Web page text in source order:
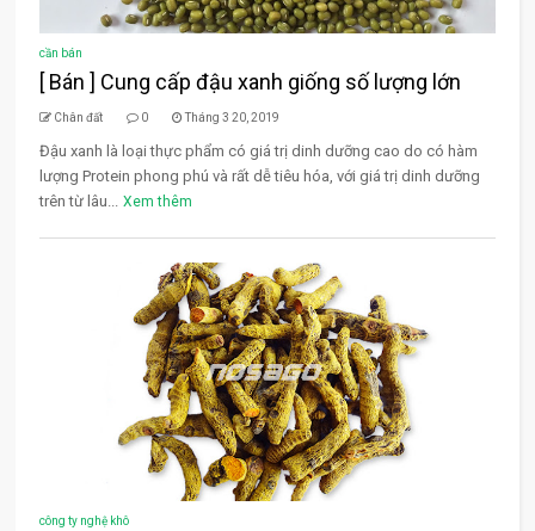
cần bán
[ Bán ] Cung cấp đậu xanh giống số lượng lớn
Chân đất 0 Tháng 3 20, 2019
Đậu xanh là loại thực phẩm có giá trị dinh dưỡng cao do có hàm
lượng Protein phong phú và rất dễ tiêu hóa, với giá trị dinh dưỡng
trên từ lâu... Xem thêm
công ty nghệ khô